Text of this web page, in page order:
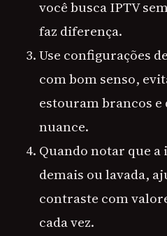
você busca IPTV
faz diferença.
Use configurações
com bom senso,
estouram brancos e
nuance.
Quando notar que a
demais ou lavada,
contraste com
cada vez.